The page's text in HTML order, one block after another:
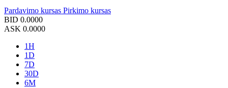
Pardavimo kursas Pirkimo kursas
BID 0.0000
ASK 0.0000
1H
1D
7D
30D
6M